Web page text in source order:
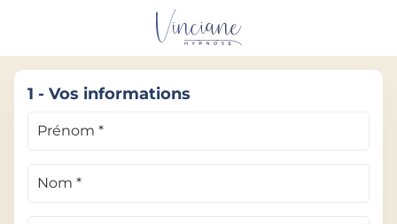
1 - Vos informations